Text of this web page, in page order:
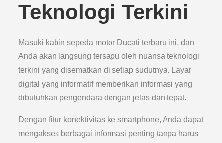
Teknologi Terkini
Masuki kabin sepeda motor Ducati terbaru ini, dan
Anda akan langsung tersapu oleh nuansa teknologi
terkini yang disematkan di setiap sudutnya. Layar
digital yang informatif memberikan informasi yang
dibutuhkan pengendara dengan jelas dan tepat.
Dengan fitur konektivitas ke smartphone, Anda dapat
mengakses berbagai informasi penting tanpa harus